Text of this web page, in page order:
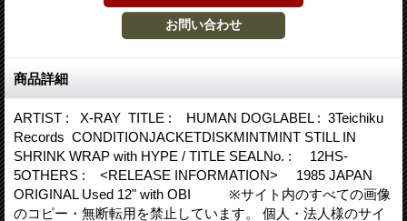
商品詳細
ARTIST : X-RAY TITLE : HUMAN DOGLABEL : 3Teichiku
Records CONDITIONJACKETDISKMINTMINT STILL IN
SHRINK WRAP with HYPE / TITLE SEALNo. : 12HS-
5OTHERS : <RELEASE INFORMATION> 1985 JAPAN
ORIGINAL Used 12" with OBI ※サイト内のすべての画像
のコピー・無断転用を禁止しています。 個人・法人様のサイ